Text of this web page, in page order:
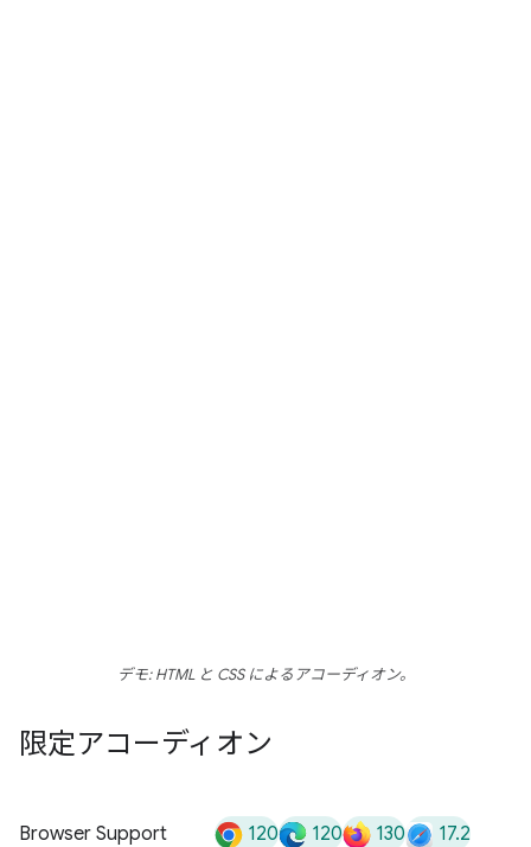
デモ: HTML と CSS によるアコーディオン。
限定アコーディオン
Browser Support 120 120 130 17.2